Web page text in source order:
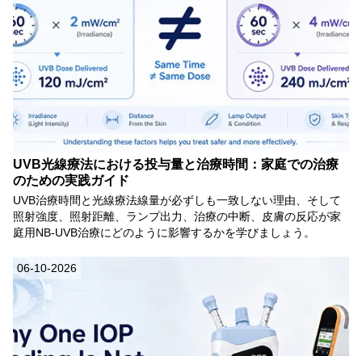
UVB光線療法における投与量と治療時間：家庭での治療
のための実践ガイド
UVB治療時間と光線療法線量が必ずしも一致しない理由、そして
照射強度、照射距離、ランプ出力、治療の中断、皮膚の反応が家
庭用NB-UVB治療にどのように影響するかを学びましょう。
06-10-2026